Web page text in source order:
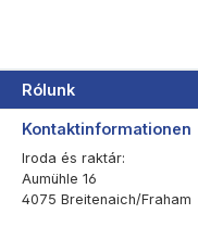
Rólunk
Kontaktinformationen
Iroda és raktár:
Aumühle 16
4075 Breitenaich/Fraham